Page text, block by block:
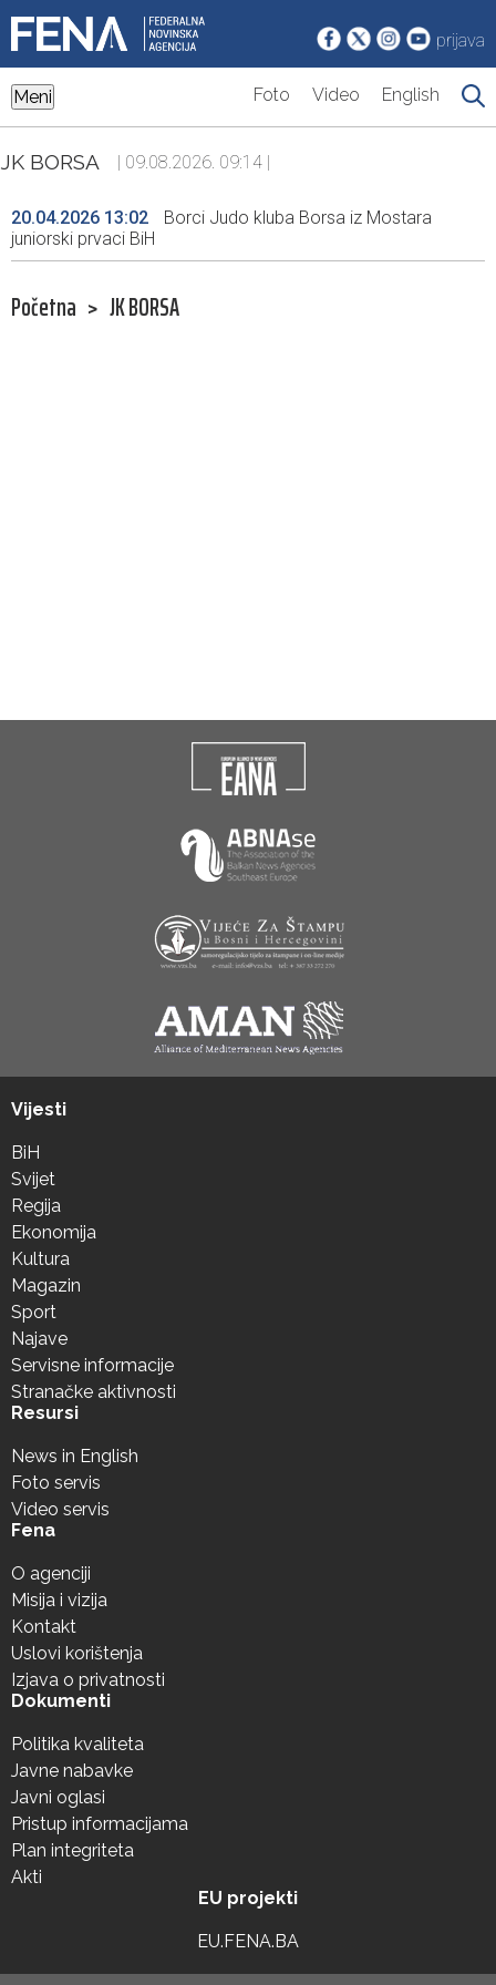
prijava
Meni Foto Video English
JK BORSA | 09.08.2026. 09:14 |
20.04.2026 13:02
Borci Judo kluba Borsa iz Mostara
juniorski prvaci BiH
Početna > JK BORSA
Vijesti
BiH
Svijet
Regija
Ekonomija
Kultura
Magazin
Sport
Najave
Servisne informacije
Stranačke aktivnosti
Resursi
News in English
Foto servis
Video servis
Fena
O agenciji
Misija i vizija
Kontakt
Uslovi korištenja
Izjava o privatnosti
Dokumenti
Politika kvaliteta
Javne nabavke
Javni oglasi
Pristup informacijama
Plan integriteta
Akti
EU projekti
EU.FENA.BA